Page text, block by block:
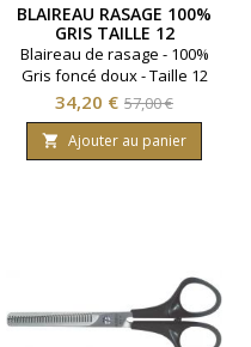
BLAIREAU RASAGE 100%
GRIS TAILLE 12
Blaireau de rasage - 100%
Gris foncé doux - Taille 12
Prix
34,20 € Prix
de
base
57,00 €
 Ajouter au panier